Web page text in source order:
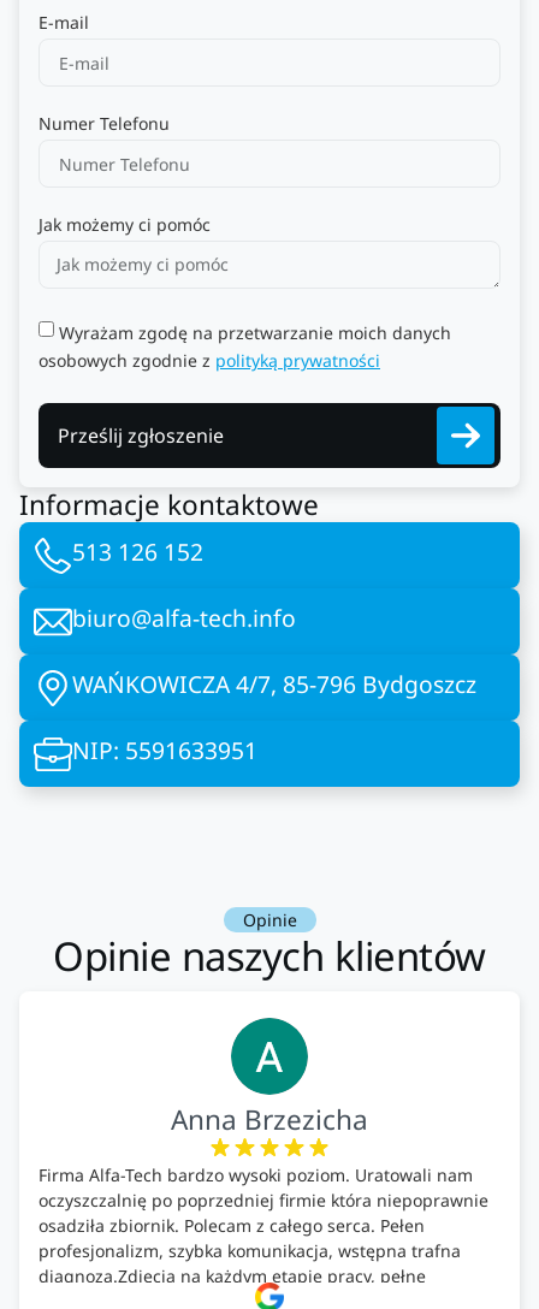
E-mail
Numer Telefonu
Jak możemy ci pomóc
Wyrażam zgodę na przetwarzanie moich danych
osobowych zgodnie z polityką prywatności
Prześlij zgłoszenie
Informacje kontaktowe
513 126 152
biuro@alfa-tech.info
WAŃKOWICZA 4/7, 85-796 Bydgoszcz
NIP: 5591633951
Opinie
Opinie naszych klientów
Anna Brzezicha
Firma Alfa-Tech bardzo wysoki poziom. Uratowali nam
oczyszczalnię po poprzedniej firmie która niepoprawnie
osadziła zbiornik. Polecam z całego serca. Pełen
profesjonalizm, szybka komunikacja, wstępna trafna
diagnoza.Zdjęcia na każdym etapie pracy, pełne
doradztwo.Dobrze wyszkoleni i znający się na rzeczy.